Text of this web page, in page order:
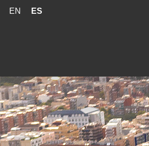
EN ES